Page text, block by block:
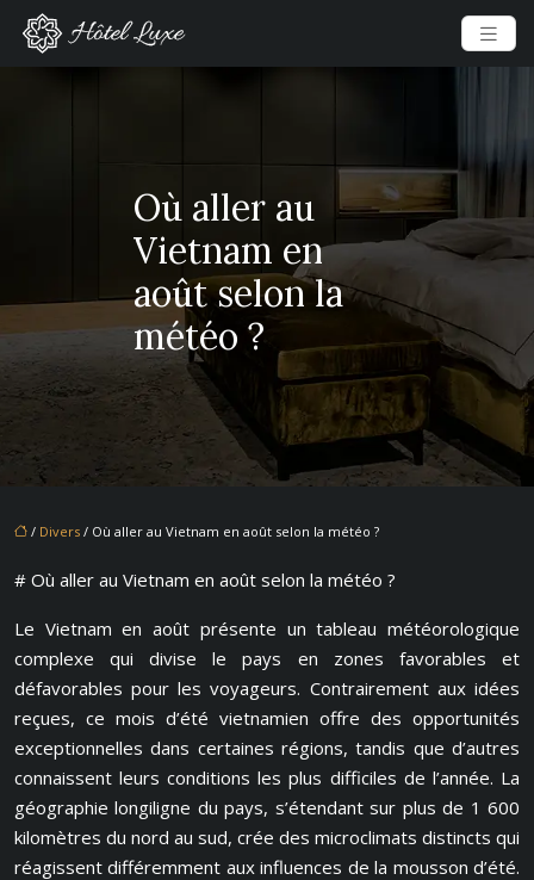
Où aller au
Vietnam en
août selon la
météo ?
/ Divers / Où aller au Vietnam en août selon la météo ?
# Où aller au Vietnam en août selon la météo ?
Le Vietnam en août présente un tableau météorologique
complexe qui divise le pays en zones favorables et
défavorables pour les voyageurs. Contrairement aux idées
reçues, ce mois d’été vietnamien offre des opportunités
exceptionnelles dans certaines régions, tandis que d’autres
connaissent leurs conditions les plus difficiles de l’année. La
géographie longiligne du pays, s’étendant sur plus de 1 600
kilomètres du nord au sud, crée des microclimats distincts qui
réagissent différemment aux influences de la mousson d’été.